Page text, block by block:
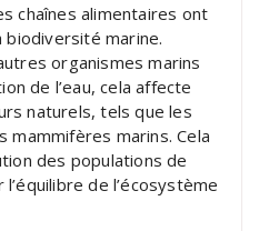
chaînes alimentaires ont
biodiversité marine.
organismes marins
de l’eau, cela affecte
naturels, tels que les
mammifères marins. Cela
des populations de
de l’écosystème